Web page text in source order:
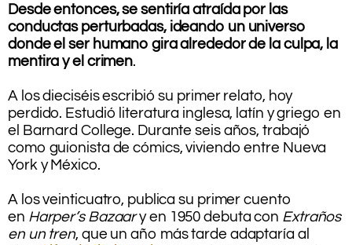
Desde entonces, se sentiría atraída por las
conductas perturbadas, ideando un universo
donde el ser humano gira alrededor de la culpa, la
mentira y el crimen.
A los dieciséis escribió su primer relato, hoy
perdido. Estudió literatura inglesa, latín y griego en
el Barnard College. Durante seis años, trabajó
como guionista de cómics, viviendo entre Nueva
York y México.
A los veinticuatro, publica su primer cuento
en Harper’s Bazaary en 1950 debuta con Extraños
en un tren, que un año más tarde adaptaría al